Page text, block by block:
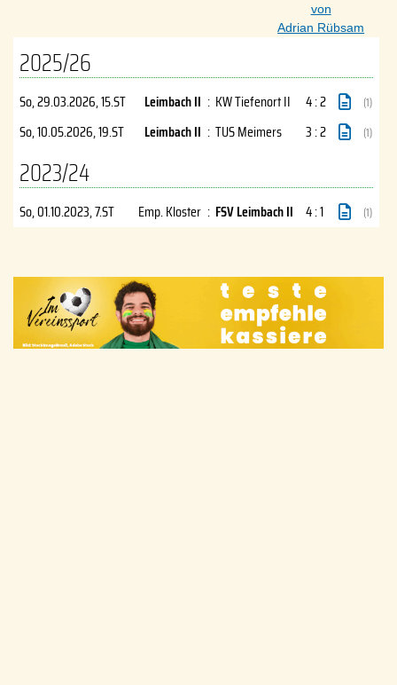
von
Adrian Rübsam
2025/26
So, 29.03.2026, 15.ST Leimbach II : KW Tiefenort II 4 : 2 (1)
So, 10.05.2026, 19.ST Leimbach II : TUS Meimers 3 : 2 (1)
2023/24
So, 01.10.2023, 7.ST Emp. Kloster : FSV Leimbach II 4 : 1 (1)